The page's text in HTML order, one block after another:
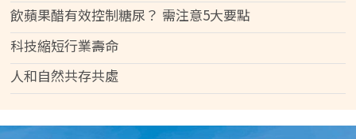
飲蘋果醋有效控制糖尿？ 需注意5大要點
科技縮短行業壽命
人和自然共存共處